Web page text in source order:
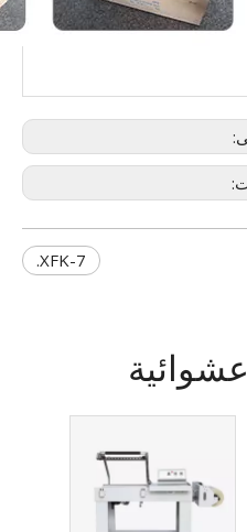
XFK-7.